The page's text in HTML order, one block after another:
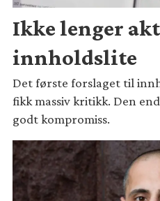
Ikke lenger
innholdslite
Det første forslaget til
fikk massiv kritikk. Den
godt kompromiss.